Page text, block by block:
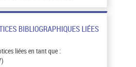
BIBLIOGRAPHIQUES LIÉES
liées en tant que :